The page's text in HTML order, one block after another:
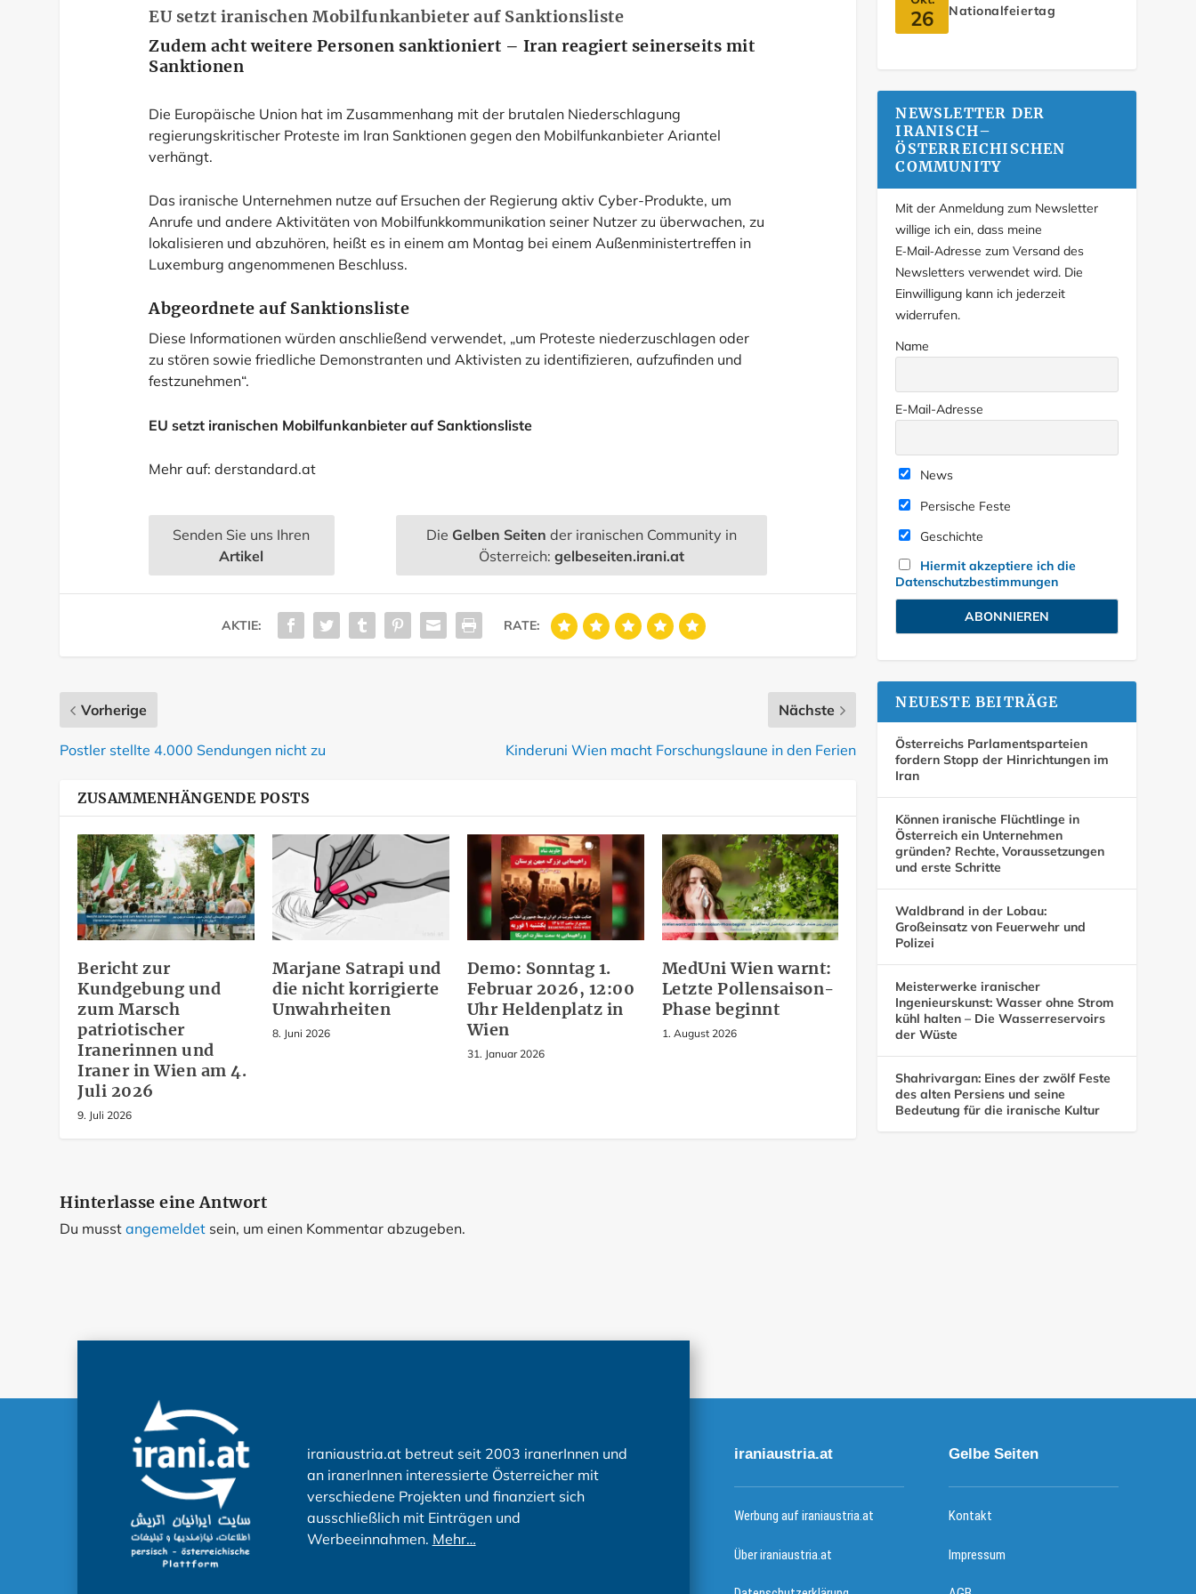
EU setzt iranischen Mobilfunkanbieter auf Sanktionsliste
Zudem acht weitere Personen sanktioniert – Iran reagiert seinerseits mit
Sanktionen
Die Europäische Union hat im Zusammenhang mit der brutalen Niederschlagung
regierungskritischer Proteste im Iran Sanktionen gegen den Mobilfunkanbieter Ariantel
verhängt.
Das iranische Unternehmen nutze auf Ersuchen der Regierung aktiv Cyber-Produkte, um
Anrufe und andere Aktivitäten von Mobilfunkkommunikation seiner Nutzer zu überwachen, zu
lokalisieren und abzuhören, heißt es in einem am Montag bei einem Außenministertreffen in
Luxemburg angenommenen Beschluss.
Abgeordnete auf Sanktionsliste
Diese Informationen würden anschließend verwendet, „um Proteste niederzuschlagen oder
zu stören sowie friedliche Demonstranten und Aktivisten zu identifizieren, aufzufinden und
festzunehmen“.
EU setzt iranischen Mobilfunkanbieter auf Sanktionsliste
Mehr auf:derstandard.at
Senden Sie uns Ihren
Artikel
Die Gelben Seiten der iranischen Community in
Österreich:gelbeseiten.irani.at
AKTIE: RATE:
Vorherige
Postler stellte 4.000 Sendungen nicht zu
Nächste
Kinderuni Wien macht Forschungslaune in den Ferien
ZUSAMMENHÄNGENDE POSTS
Bericht zur
Kundgebung und
zum Marsch
patriotischer
Iranerinnen und
Iraner in Wien am 4.
Juli 2026
9. Juli 2026
Marjane Satrapi und
die nicht korrigierte
Unwahrheiten
8. Juni 2026
Demo: Sonntag 1.
Februar 2026, 12:00
Uhr Heldenplatz in
Wien
31. Januar 2026
MedUni Wien warnt:
Letzte Pollensaison-
Phase beginnt
1. August 2026
Hinterlasse eine Antwort
Du musstangemeldet sein, um einen Kommentar abzugeben.
26 Nationalfeiertag
NEWSLETTER DER
IRANISCH–
ÖSTERREICHISCHEN
COMMUNITY
Mit der Anmeldung zum Newsletter
willige ich ein, dass meine
E‑Mail‑Adresse zum Versand des
Newsletters verwendet wird. Die
Einwilligung kann ich jederzeit
widerrufen.
Name
E-Mail-Adresse
News
Persische Feste
Geschichte
Hiermit akzeptiere ich die
Datenschutzbestimmungen
NEUESTE BEITRÄGE
Österreichs Parlamentsparteien
fordern Stopp der Hinrichtungen im
Iran
Können iranische Flüchtlinge in
Österreich ein Unternehmen
gründen? Rechte, Voraussetzungen
und erste Schritte
Waldbrand in der Lobau:
Großeinsatz von Feuerwehr und
Polizei
Meisterwerke iranischer
Ingenieurskunst: Wasser ohne Strom
kühl halten – Die Wasserreservoirs
der Wüste
Shahrivargan: Eines der zwölf Feste
des alten Persiens und seine
Bedeutung für die iranische Kultur
iraniaustria.at betreut seit 2003 iranerInnen und
an iranerInnen interessierte Österreicher mit
verschiedene Projekten und finanziert sich
ausschließlich mit Einträgen und
Werbeeinnahmen. Mehr…
iraniaustria.at
Werbung auf iraniaustria.at
Über iraniaustria.at
Gelbe Seiten
Kontakt
Impressum